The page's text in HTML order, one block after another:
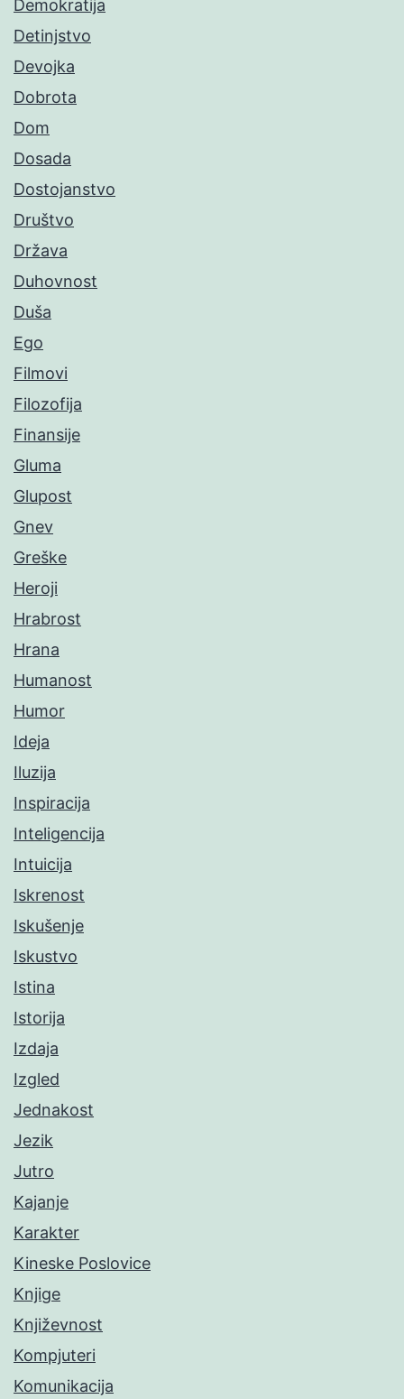
Demokratija
Detinjstvo
Devojka
Dobrota
Dom
Dosada
Dostojanstvo
Društvo
Država
Duhovnost
Duša
Ego
Filmovi
Filozofija
Finansije
Gluma
Glupost
Gnev
Greške
Heroji
Hrabrost
Hrana
Humanost
Humor
Ideja
Iluzija
Inspiracija
Inteligencija
Intuicija
Iskrenost
Iskušenje
Iskustvo
Istina
Istorija
Izdaja
Izgled
Jednakost
Jezik
Jutro
Kajanje
Karakter
Kineske Poslovice
Knjige
Književnost
Kompjuteri
Komunikacija